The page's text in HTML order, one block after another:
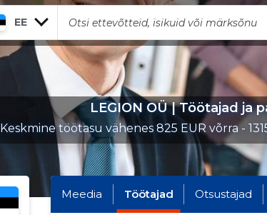
EE
LEGION OÜ | Töötajad ja
Keskmine töötasu vähenes 825 EUR võrra -
Meedia Töötajad Otsustajad